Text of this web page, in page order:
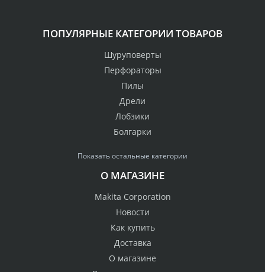
ПОПУЛЯРНЫЕ КАТЕГОРИИ ТОВАРОВ
Шуруповерты
Перфораторы
Пилы
Дрели
Лобзики
Болгарки
Показать остальные категории
О МАГАЗИНЕ
Makita Corporation
Новости
Как купить
Доставка
О магазине